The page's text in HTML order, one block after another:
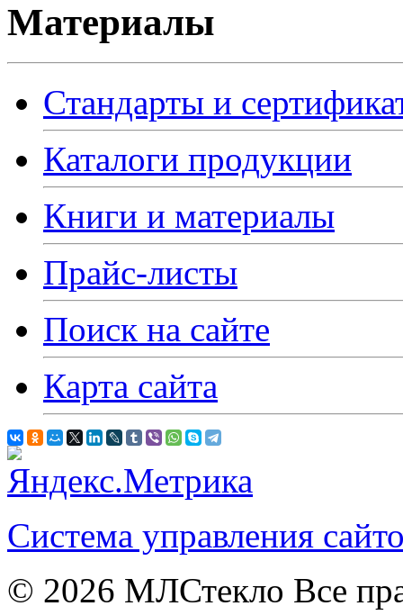
Материалы
Стандарты и
Каталоги продукции
Книги и материалы
Прайс-листы
Поиск на сайте
Карта сайта
Система управления
© 2026 МЛСтекло Все